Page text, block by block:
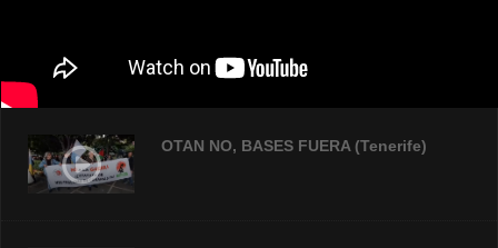
OTAN NO, BASES FUERA (Tenerife)